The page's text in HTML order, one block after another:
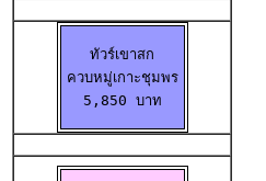
ทัวร์เขาสก
ควบหมู่เกาะชุมพร
5,850 บาท